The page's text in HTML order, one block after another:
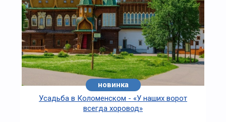
новинка
Усадьба в Коломенском - «У наших ворот
всегда хоровод»